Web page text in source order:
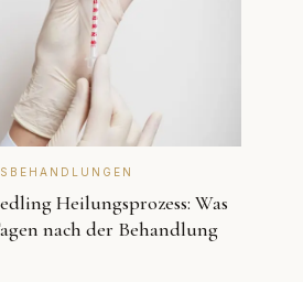
Heilungsprozess: Was
nach der Behandlung